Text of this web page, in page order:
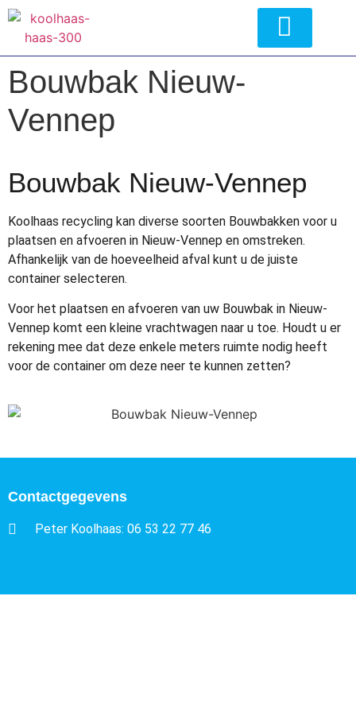
Bouwbak Nieuw-
Vennep
Bouwbak Nieuw-Vennep
Koolhaas recycling kan diverse soorten Bouwbakken voor u
plaatsen en afvoeren in Nieuw-Vennep en omstreken.
Afhankelijk van de hoeveelheid afval kunt u de juiste
container selecteren.
Voor het plaatsen en afvoeren van uw Bouwbak in Nieuw-
Vennep komt een kleine vrachtwagen naar u toe. Houdt u er
rekening mee dat deze enkele meters ruimte nodig heeft
voor de container om deze neer te kunnen zetten?
Contactgegevens
Peter Koolhaas: 06 53 22 77 46